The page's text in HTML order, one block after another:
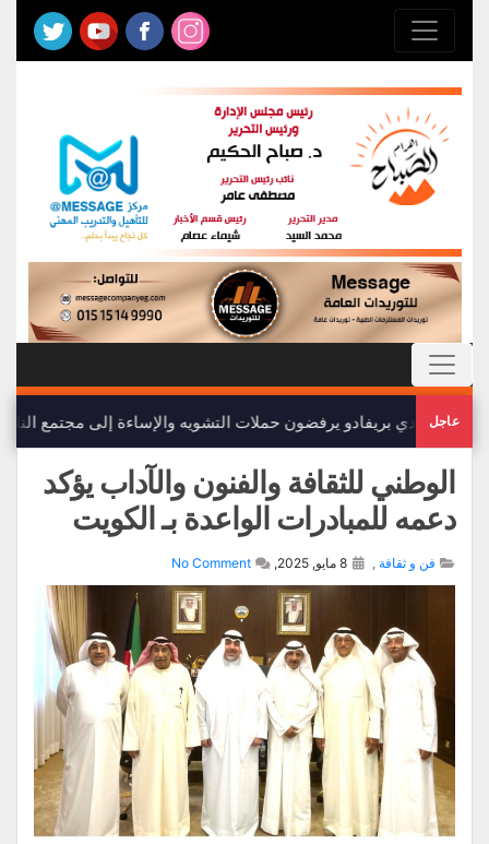
عاجل
أعضاء نادي بريفادو يرفضون حملات التشويه والإساءة إلى مجتمع النادي
الوطني للثقافة والفنون والآداب يؤكد
دعمه للمبادرات الواعدة بـ الكويت
فن و ثقافة ,
No Comment